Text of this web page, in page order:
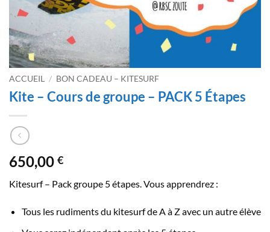
ACCUEIL / BON CADEAU – KITESURF
Kite – Cours de groupe – PACK 5 Étapes
650,00 €
Kitesurf – Pack groupe 5 étapes. Vous apprendrez :
Tous les rudiments du kitesurf de A à Z avec un autre élève